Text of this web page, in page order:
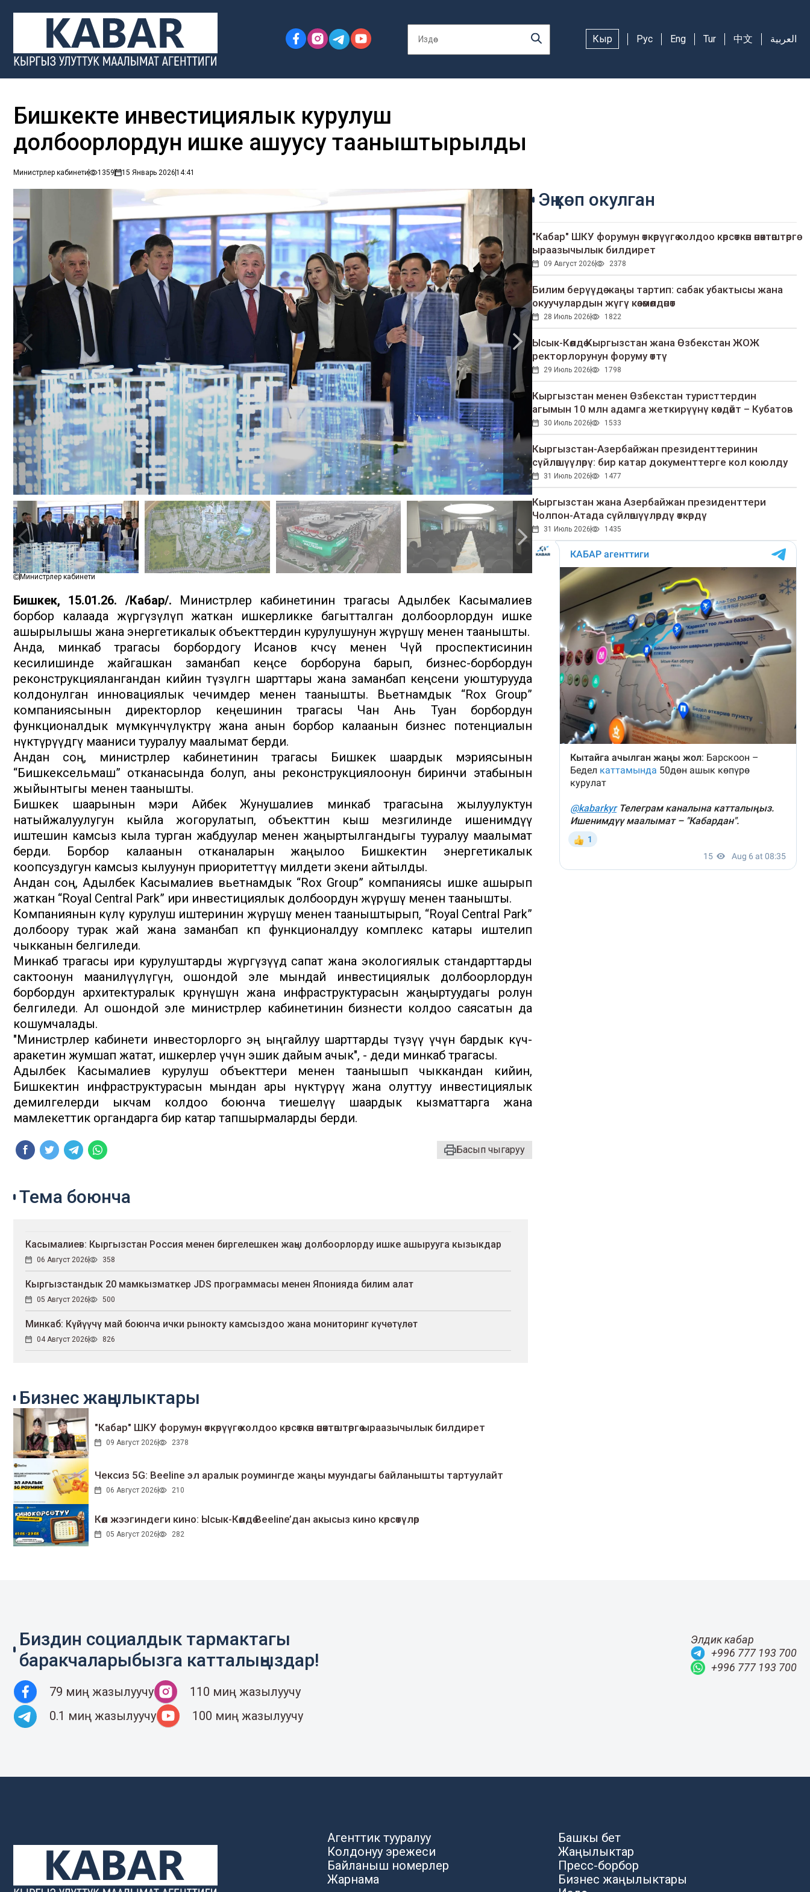
Кыр Рус Eng Tur 中文 العربية
Бишкекте инвестициялык курулуш
долбоорлордун ишке ашуусу тааныштырылды
Министрлер кабинети 1359 15 Январь 202614:41
Министрлер кабинети
Бишкек, 15.01.26. /Кабар/. Министрлер кабинетинин төрагасы Адылбек Касымалиев
борбор калаада жүргүзүлүп жаткан ишкерликке багытталган долбоорлордун ишке
ашырылышы жана энергетикалык объекттердин курулушунун жүрүшү менен таанышты.
Анда, минкаб төрагасы борбордогу Исанов көчөсү менен Чүй проспектисинин
кесилишинде жайгашкан заманбап кеңсе борборуна барып, бизнес-борбордун
реконструкциялангандан кийин түзүлгөн шарттары жана заманбап кеңсени уюштурууда
колдонулган инновациялык чечимдер менен таанышты. Вьетнамдык “Rox Group”
компаниясынын директорлор кеңешинин төрагасы Чан Ань Туан борбордун
функционалдык мүмкүнчүлүктөрү жана анын борбор калаанын бизнес потенциалын
өнүктүрүүдөгү мааниси тууралуу маалымат берди.
Андан соң, министрлер кабинетинин төрагасы Бишкек шаардык мэриясынын
“Бишкексельмаш” отканасында болуп, аны реконструкциялоонун биринчи этабынын
жыйынтыгы менен таанышты.
Бишкек шаарынын мэри Айбек Жунушалиев минкаб төрагасына жылуулуктун
натыйжалуулугун кыйла жогорулатып, объекттин кыш мезгилинде ишенимдүү
иштешин камсыз кыла турган жабдуулар менен жаңыртылгандыгы тууралуу маалымат
берди. Борбор калаанын отканаларын жаңылоо Бишкектин энергетикалык
коопсуздугун камсыз кылуунун приоритеттүү милдети экени айтылды.
Андан соң, Адылбек Касымалиев вьетнамдык “Rox Group” компаниясы ишке ашырып
жаткан “Royal Central Park” ири инвестициялык долбоордун жүрүшү менен таанышты.
Компаниянын өкүлү курулуш иштеринин жүрүшү менен тааныштырып, “Royal Central Park”
долбоору турак жай жана заманбап көп функционалдуу комплекс катары иштелип
чыкканын белгиледи.
Минкаб төрагасы ири курулуштарды жүргүзүүдө сапат жана экологиялык стандарттарды
сактоонун маанилүүлүгүн, ошондой эле мындай инвестициялык долбоорлордун
борбордун архитектуралык көрүнүшүн жана инфраструктурасын жаңыртуудагы ролун
белгиледи. Ал ошондой эле министрлер кабинетинин бизнести колдоо саясатын да
кошумчалады.
"Министрлер кабинети инвесторлорго эң ыңгайлуу шарттарды түзүү үчүн бардык күч-
аракетин жумшап жатат, ишкерлер үчүн эшик дайым ачык", - деди минкаб төрагасы.
Адылбек Касымалиев курулуш объекттери менен таанышып чыккандан кийин,
Бишкектин инфраструктурасын мындан ары өнүктүрүү жана олуттуу инвестициялык
демилгелерди ыкчам колдоо боюнча тиешелүү шаардык кызматтарга жана
мамлекеттик органдарга бир катар тапшырмаларды берди.
Басып чыгаруу
Эң көп окулган
"Кабар" ШКУ форумун өткөрүүгө колдоо көрсөткөн өнөктөштөргө
ыраазычылык билдирет
09 Август 2026 2378
Билим берүүдө жаңы тартип: сабак убактысы жана
окуучулардын жүгү көзөмөлдөнөт
28 Июль 2026 1822
Ысык-Көлдө Кыргызстан жана Өзбекстан ЖОЖ
ректорлорунун форуму өттү
29 Июль 2026 1798
Кыргызстан менен Өзбекстан туристтердин
агымын 10 млн адамга жеткирүүнү көздөйт – Кубатов
30 Июль 2026 1533
Кыргызстан-Азербайжан президенттеринин
сүйлөшүүлөрү: бир катар документтерге кол коюлду
31 Июль 2026 1477
Кыргызстан жана Азербайжан президенттери
Чолпон-Атада сүйлөшүүлөрдү өткөрдү
31 Июль 2026 1435
Тема боюнча
Касымалиев: Кыргызстан Россия менен биргелешкен жаңы долбоорлорду ишке ашырууга кызыкдар
06 Август 2026 358
Кыргызстандык 20 мамкызматкер JDS программасы менен Японияда билим алат
05 Август 2026 500
Минкаб: Күйүүчү май боюнча ички рынокту камсыздоо жана мониторинг күчөтүлөт
04 Август 2026 826
Бизнес жаңылыктары
"Кабар" ШКУ форумун өткөрүүгө колдоо көрсөткөн өнөктөштөргө ыраазычылык билдирет
09 Август 2026 2378
Чексиз 5G: Beeline эл аралык роумингде жаңы муундагы байланышты тартуулайт
06 Август 2026 210
Көл жээгиндеги кино: Ысык-Көлдө Beeline’дан акысыз кино көрсөтүлөр
05 Август 2026 282
Биздин социалдык тармактагы
баракчаларыбызга катталыңыздар!
79 миң жазылуучу
110 миң жазылуучу
0.1 миң жазылуучу
100 миң жазылуучу
Элдик кабар
+996 777 193 700
+996 777 193 700
Агенттик тууралуу
Колдонуу эрежеси
Байланыш номерлер
Жарнама
Башкы бет
Жаңылыктар
Пресс-борбор
Бизнес жаңылыктары